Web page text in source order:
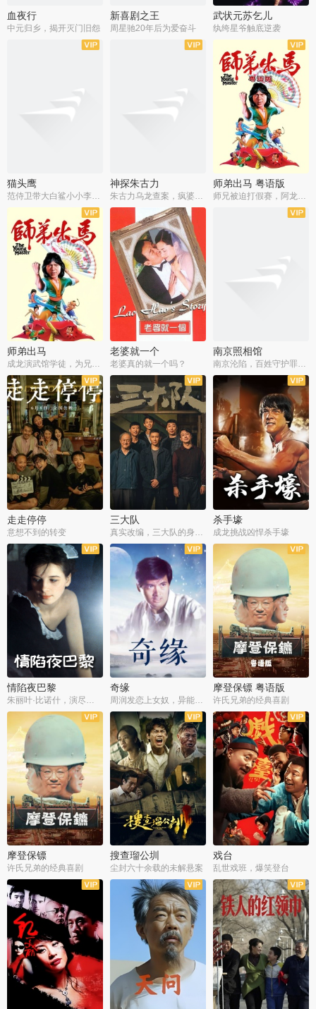
血夜行
中元归乡，揭开灭门旧怨
新喜剧之王
周星驰20年后为爱奋斗
武状元苏乞儿
纨绔星爷触底逆袭
猫头鹰
范侍卫带大白鲨小小李破案寻妃
神探朱古力
朱古力乌龙查案，疯婆子神助攻
师弟出马 粤语版
师兄被迫打假赛，阿龙追查斗黑帮
师弟出马
成龙演武馆学徒，为兄搏命战黑道
老婆就一个
老婆真的就一个吗？
南京照相馆
南京沦陷，百姓守护罪证底片
走走停停
意想不到的转变
三大队 杀手壕
成龙挑战凶悍杀手壕
情陷夜巴黎
朱丽叶·比诺什，演尽失爱之痛
奇缘
周润发恋上女奴，异能护体战邪派
摩登保镖 粤语版
许氏兄弟的经典喜剧
摩登保镖
许氏兄弟的经典喜剧
搜查瑠公圳
尘封六十余载的未解悬案
戏台
乱世戏班，爆笑登台